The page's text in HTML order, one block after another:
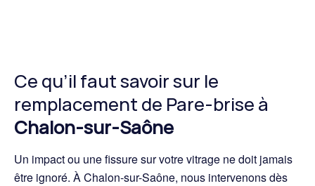
Ce qu’il faut savoir sur le
remplacement de Pare-brise à
Chalon-sur-Saône
Un impact ou une fissure sur votre vitrage ne doit jamais
être ignoré. À Chalon-sur-Saône, nous intervenons dès